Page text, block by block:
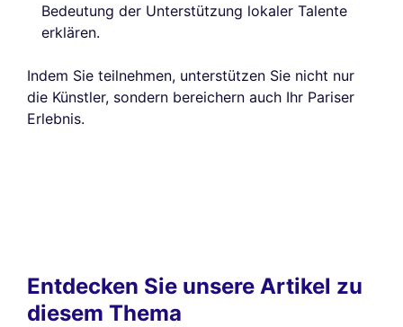
Bedeutung der Unterstützung lokaler Talente
erklären.
Indem Sie teilnehmen, unterstützen Sie nicht nur
die Künstler, sondern bereichern auch Ihr Pariser
Erlebnis.
Entdecken Sie unsere Artikel zu
diesem Thema